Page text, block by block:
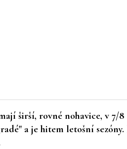
širší, rovné nohavice, v
a je hitem letošní